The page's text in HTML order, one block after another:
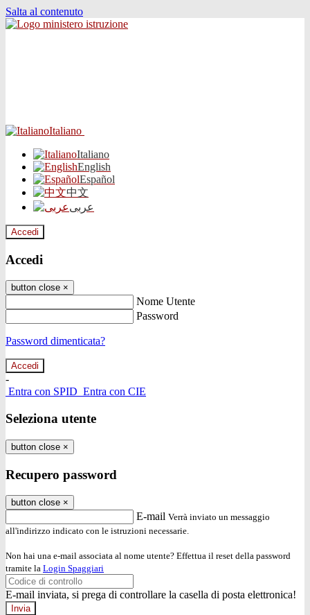
Salta al contenuto
Italiano
Italiano
English
Español
中文
عربى
Accedi
Accedi
button close ×
Nome Utente
Password
Password dimenticata?
-
Entra con SPID Entra con CIE
Seleziona utente
button close ×
Recupero password
button close ×
E-mail Verrà inviato un messaggio
all'indirizzo indicato con le istruzioni necessarie.
Non hai una e-mail associata al nome utente? Effettua il reset della password
tramite la Login Spaggiari
E-mail inviata, si prega di controllare la casella di posta elettronica!